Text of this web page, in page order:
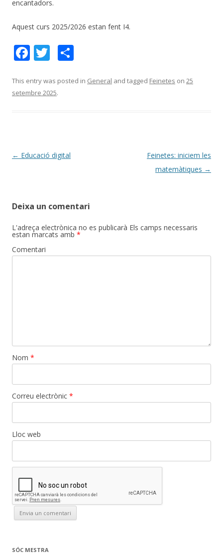
encantadors.
Aquest curs 2025/2026 estan fent I4.
F
e
b
k
T
itt
er
m
This entry was posted in General and tagged Feinetes on 25
setembre 2025.
Post
← Educació digital
Feinetes: iniciem les
matemàtiques →
Deixa un comentari
L'adreça electrònica no es publicarà Els camps necessaris
estan marcats amb *
Comentari
Nom *
Correu electrònic *
Lloc web
SÓC MESTRA